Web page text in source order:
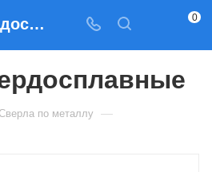
Сверло твердосплавное по металлу — купить в Москве в интернет-магазине Prados 0
Сверла по металлу —